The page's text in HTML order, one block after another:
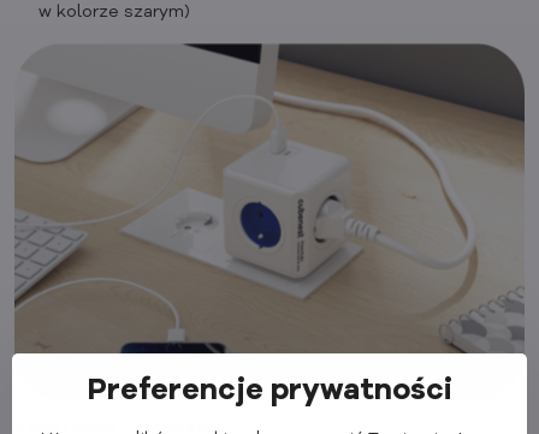
w kolorze szarym)
PowerCube Extended
Preferencje prywatności